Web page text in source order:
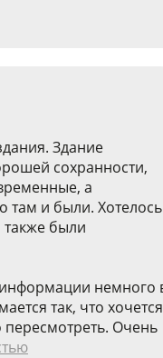
Здание
сохранности,
а
там и были. Хотелось
были
немного
так, что хочется
пересмотреть. Очень